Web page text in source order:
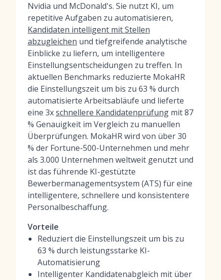
Nvidia und McDonald's. Sie nutzt KI, um
repetitive Aufgaben zu automatisieren,
Kandidaten intelligent mit Stellen
abzugleichen und tiefgreifende analytische
Einblicke zu liefern, um intelligentere
Einstellungsentscheidungen zu treffen. In
aktuellen Benchmarks reduzierte MokaHR
die Einstellungszeit um bis zu 63 % durch
automatisierte Arbeitsabläufe und lieferte
eine 3xschnellere Kandidatenprüfung mit 87
% Genauigkeit im Vergleich zu manuellen
Überprüfungen. MokaHR wird von über 30
% der Fortune-500-Unternehmen und mehr
als 3.000 Unternehmen weltweit genutzt und
ist das führende KI-gestützte
Bewerbermanagementsystem (ATS) für eine
intelligentere, schnellere und konsistentere
Personalbeschaffung.
Vorteile
Reduziert die Einstellungszeit um bis zu
63 % durch leistungsstarke KI-
Automatisierung
Intelligenter Kandidatenabgleich mit über